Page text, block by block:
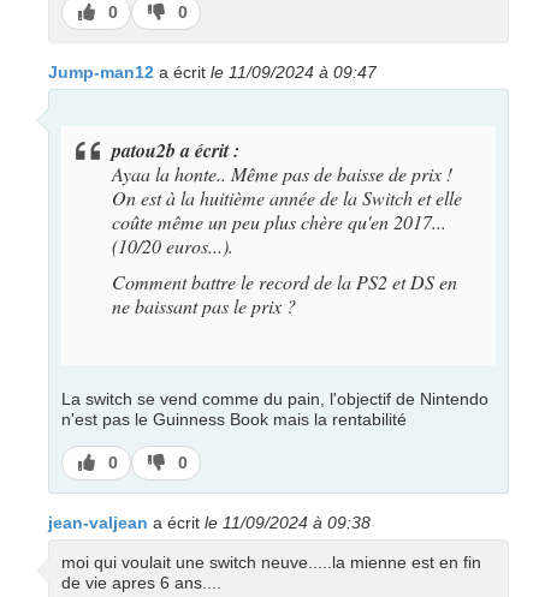
J’aime
0
J’aime
pas
0
Jump-man12 a écrit le 11/09/2024 à 09:47
patou2b a écrit :
Ayaa la honte.. Même pas de baisse de prix !
On est à la huitième année de la Switch et elle
coûte même un peu plus chère qu'en 2017...
(10/20 euros...).
Comment battre le record de la PS2 et DS en
ne baissant pas le prix ?
La switch se vend comme du pain, l'objectif de Nintendo
n'est pas le Guinness Book mais la rentabilité
J’aime
0
J’aime
pas
0
jean-valjean a écrit le 11/09/2024 à 09:38
moi qui voulait une switch neuve.....la mienne est en fin
de vie apres 6 ans....